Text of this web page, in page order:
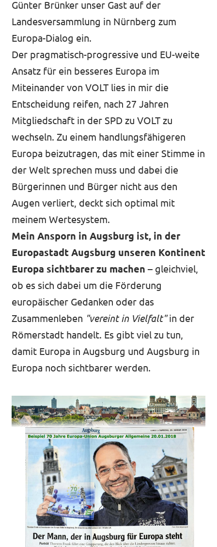
Günter Brünker unser Gast auf der
Landesversammlung in Nürnberg zum
Europa-Dialog ein.
Der pragmatisch-progressive und EU-weite
Ansatz für ein besseres Europa im
Miteinander von VOLT lies in mir die
Entscheidung reifen, nach 27 Jahren
Mitgliedschaft in der SPD zu VOLT zu
wechseln. Zu einem handlungsfähigeren
Europa beizutragen, das mit einer Stimme in
der Welt sprechen muss und dabei die
Bürgerinnen und Bürger nicht aus den
Augen verliert, deckt sich optimal mit
meinem Wertesystem.
Mein Ansporn in Augsburg ist, in der
Europastadt Augsburg unseren Kontinent
Europa sichtbarer zu machen – gleichviel,
ob es sich dabei um die Förderung
europäischer Gedanken oder das
Zusammenleben "vereint in Vielfalt"in der
Römerstadt handelt. Es gibt viel zu tun,
damit Europa in Augsburg und Augsburg in
Europa noch sichtbarer werden.